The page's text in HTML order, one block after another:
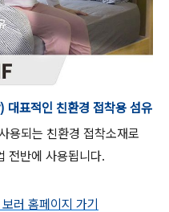
표적인 친환경 접착용 섬유
용되는 친환경 접착소재로
전반에 사용됩니다.
러 홈페이지 가기